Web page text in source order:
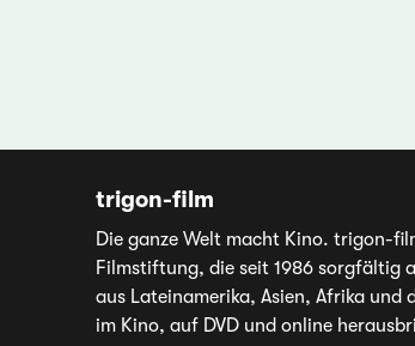
trigon-film
Die ganze Welt macht Kino. trigon-
Filmstiftung, die seit 1986 sorgfältig
aus Lateinamerika, Asien, Afrika und
im Kino, auf DVD und online